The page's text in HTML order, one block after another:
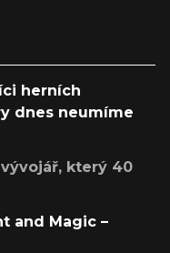
herních
dnes neumíme
který 40
and Magic –